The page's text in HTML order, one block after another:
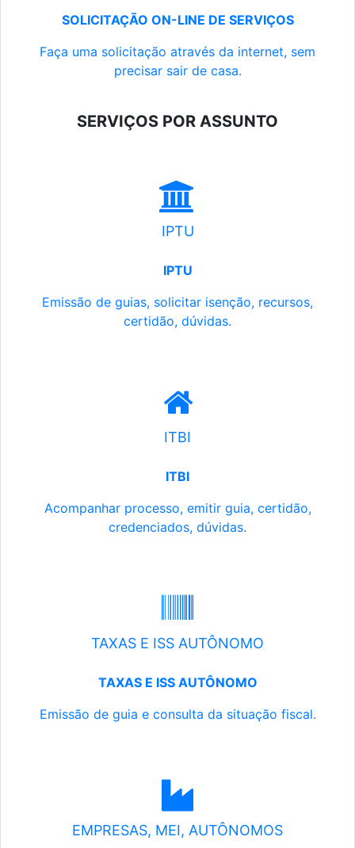
SOLICITAÇÃO ON-LINE DE SERVIÇOS
Faça uma solicitação através da internet, sem
precisar sair de casa.
SERVIÇOS POR ASSUNTO
IPTU
IPTU
Emissão de guias, solicitar isenção, recursos,
certidão, dúvidas.
ITBI
ITBI
Acompanhar processo, emitir guia, certidão,
credenciados, dúvidas.
TAXAS E ISS AUTÔNOMO
TAXAS E ISS AUTÔNOMO
Emissão de guia e consulta da situação fiscal.
EMPRESAS, MEI, AUTÔNOMOS